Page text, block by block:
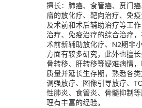
擅长： 肺癌、食管癌、贲门
瘤的放化疗、靶向治疗、免疫
及术前和术后辅助治疗等工
治疗、免疫治疗的综合治疗
术前新辅助放化疗、N2期非
方面有较多研究，此外也擅长
骨转移、肝转移等疑难病情
质量并延长生存期，熟悉各
调强放疗、图像引导放疗、
性肺炎、食管炎、骨髓抑制
理有丰富的经验。